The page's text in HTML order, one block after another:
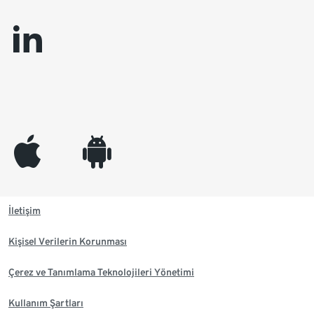
linkedin
appleinc android
İletişim
Kişisel Verilerin Korunması
Çerez ve Tanımlama Teknolojileri Yönetimi
Kullanım Şartları